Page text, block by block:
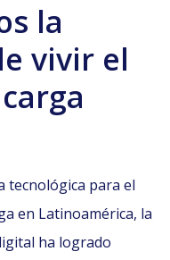
la
vivir el
tecnológica para el
en Latinoamérica, la
ha logrado